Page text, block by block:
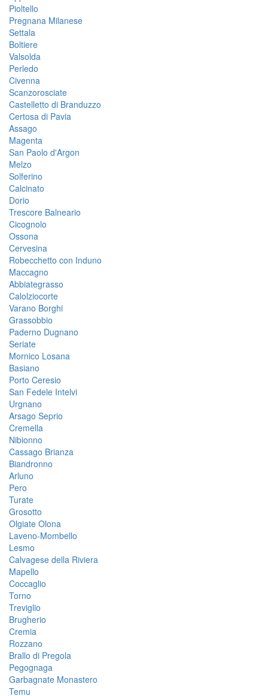
Pioltello
Pregnana Milanese
Settala
Boltiere
Valsolda
Perledo
Civenna
Scanzorosciate
Castelletto di Branduzzo
Certosa di Pavia
Assago
Magenta
San Paolo d'Argon
Melzo
Solferino
Calcinato
Dorio
Trescore Balneario
Cicognolo
Ossona
Cervesina
Robecchetto con Induno
Maccagno
Abbiategrasso
Calolziocorte
Varano Borghi
Grassobbio
Paderno Dugnano
Seriate
Mornico Losana
Basiano
Porto Ceresio
San Fedele Intelvi
Urgnano
Arsago Seprio
Cremella
Nibionno
Cassago Brianza
Biandronno
Arluno
Pero
Turate
Grosotto
Olgiate Olona
Laveno-Mombello
Lesmo
Calvagese della Riviera
Mapello
Coccaglio
Torno
Treviglio
Brugherio
Cremia
Rozzano
Brallo di Pregola
Pegognaga
Garbagnate Monastero
Temu